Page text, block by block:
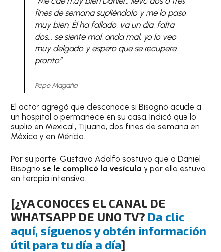
fines de semana supliéndolo y me lo paso
muy bien. Él ha fallado, va un día, falta
dos… se siente mal, anda mal, yo lo veo
muy delgado y espero que se recupere
pronto”
Pepe Magaña
El actor agregó que desconoce si Bisogno acude a
un hospital o permanece en su casa. Indicó que lo
suplió en Mexicali, Tijuana, dos fines de semana en
México y en Mérida.
Por su parte, Gustavo Adolfo sostuvo que a Daniel
Bisogno se le complicó la vesículay por ello estuvo
en terapia intensiva.
[¿YA CONOCES EL CANAL DE
WHATSAPP DE UNO TV? Da clic
aquí, síguenos y obtén información
útil para tu día a día]